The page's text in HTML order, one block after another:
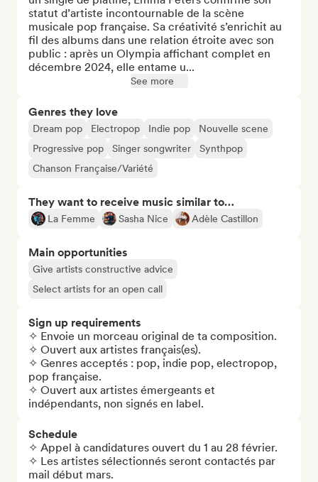
statut d’artiste incontournable de la scène
musicale pop française. Sa créativité s’enrichit au
fil des albums dans une relation étroite avec son
public : après un Olympia affichant complet en
décembre 2024, elle entame u...
See more
Genres they love
Dream pop Electropop Indie pop
Nouvelle scene
Progressive pop
Singer songwriter
Synthpop
Chanson Française/Variété
They want to receive music similar to…
La Femme Sasha Nice Adèle Castillon
Main opportunities
Give artists constructive advice
Select artists for an open call
Sign up requirements
✧ Envoie un morceau original de ta composition.
✧ Ouvert aux artistes français(es).
✧ Genres acceptés : pop, indie pop, electropop,
pop française.
✧ Ouvert aux artistes émergeants et
indépendants, non signés en label.
Schedule
✧ Appel à candidatures ouvert du 1 au 28 février.
✧ Les artistes sélectionnés seront contactés par
mail début mars.